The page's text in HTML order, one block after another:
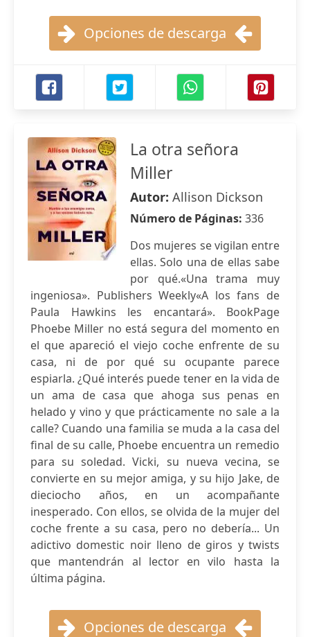
Opciones de descarga
La otra señora
Miller
Autor: Allison Dickson
Número de Páginas: 336
Dos mujeres se vigilan entre
ellas. Solo una de ellas sabe
por qué.«Una trama muy
ingeniosa». Publishers Weekly«A los fans de
Paula Hawkins les encantará». BookPage
Phoebe Miller no está segura del momento en
el que apareció el viejo coche enfrente de su
casa, ni de por qué su ocupante parece
espiarla. ¿Qué interés puede tener en la vida de
un ama de casa que ahoga sus penas en
helado y vino y que prácticamente no sale a la
calle? Cuando una familia se muda a la casa del
final de su calle, Phoebe encuentra un remedio
para su soledad. Vicki, su nueva vecina, se
convierte en su mejor amiga, y su hijo Jake, de
dieciocho años, en un acompañante
inesperado. Con ellos, se olvida de la mujer del
coche frente a su casa, pero no debería... Un
adictivo domestic noir lleno de giros y twists
que mantendrán al lector en vilo hasta la
última página.
Opciones de descarga